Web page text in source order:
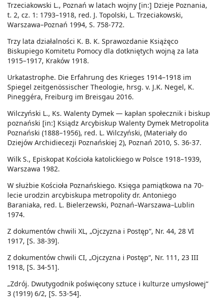
Trzeciakowski L., Poznań w latach wojny [in:] Dzieje Poznania,
t. 2, cz. 1: 1793–1918, red. J. Topolski, L. Trzeciakowski,
Warszawa–Poznań 1994, S. 758-772.
Trzy lata działalności K. B. K. Sprawozdanie Książęco
Biskupiego Komitetu Pomocy dla dotkniętych wojną za lata
1915–1917, Kraków 1918.
Urkatastrophe. Die Erfahrung des Krieges 1914–1918 im
Spiegel zeitgenössischer Theologie, hrsg. v. J.K. Negel, K.
Pineggéra, Freiburg im Breisgau 2016.
Wilczyński L., Ks. Walenty Dymek — kapłan społecznik i biskup
poznański [in:] Ksiądz Arcybiskup Walenty Dymek Metropolita
Poznański (1888–1956), red. L. Wilczyński, (Materiały do
Dziejów Archidiecezji Poznańskiej 2), Poznań 2010, S. 36-37.
Wilk S., Episkopat Kościoła katolickiego w Polsce 1918–1939,
Warszawa 1982.
W służbie Kościoła Poznańskiego. Księga pamiątkowa na 70-
lecie urodzin arcybiskupa metropolity dr. Antoniego
Baraniaka, red. L. Bielerzewski, Poznań–Warszawa–Lublin
1974.
Z dokumentów chwili XL, „Ojczyzna i Postęp“, Nr. 44, 28 VI
1917, [S. 38-39].
Z dokumentów chwili CI, „Ojczyzna i Postęp“, Nr. 111, 23 III
1918, [S. 34-51].
„Zdrój. Dwutygodnik poświęcony sztuce i kulturze umysłowej“
3 (1919) 6/2, [S. 53-54].